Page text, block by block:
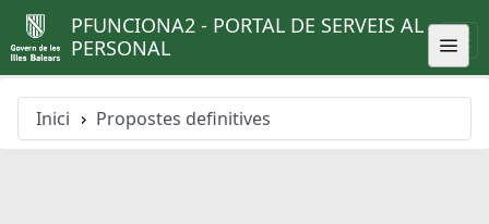
PFUNCIONA2 - PORTAL DE SERVEIS AL
PERSONAL
Inici Propostes definitives